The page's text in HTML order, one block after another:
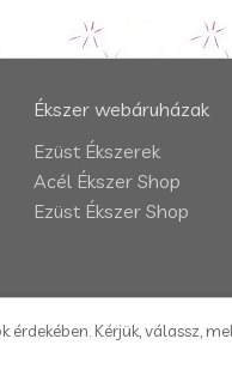
Ékszer webáruházak
Ezüst Ékszerek
Acél Ékszer Shop
Ezüst Ékszer Shop
Kérjük, válassz,